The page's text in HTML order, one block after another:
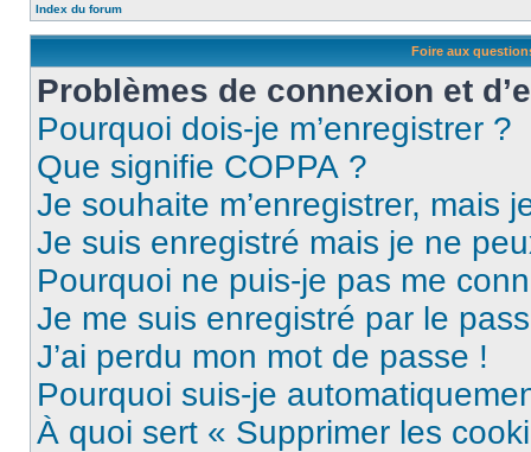
Index du forum
Foire aux
Problèmes de connexion et
Pourquoi dois-je m’enregistrer ?
Que signifie COPPA ?
Je souhaite m’enregistrer, mais
Je suis enregistré mais je ne
Pourquoi ne puis-je pas me
Je me suis enregistré par le
J’ai perdu mon mot de passe !
Pourquoi suis-je
À quoi sert « Supprimer les